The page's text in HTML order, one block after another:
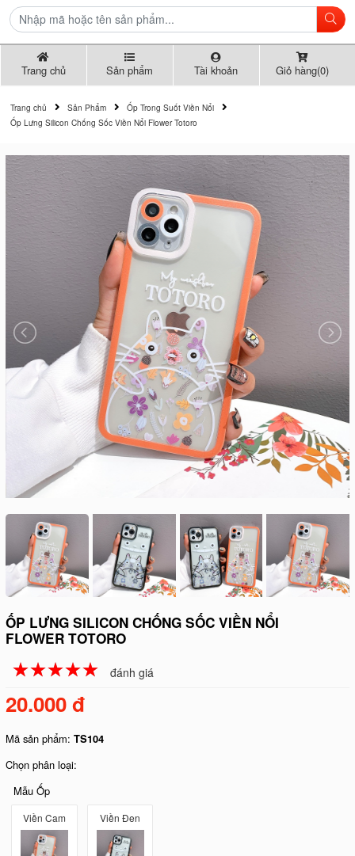
Trang chủ Sản phẩm Tài khoản Giỏ hàng(0)
Trang chủ Sản Phẩm
Ốp Trong Suốt Viền Nổi
Ốp Lưng Silicon Chống Sốc Viền Nổi Flower Totoro
ỐP LƯNG SILICON CHỐNG SỐC VIỀN NỔI
FLOWER TOTORO
☆☆☆☆☆
★★★★★ đánh giá
20.000 đ
Mã sản phẩm:TS104
Chọn phân loại:
Mẫu Ốp
Viền Cam Viền Đen